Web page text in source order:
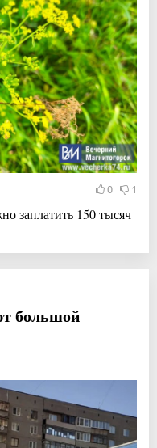
0 1
заплатить 150 тысяч
большой